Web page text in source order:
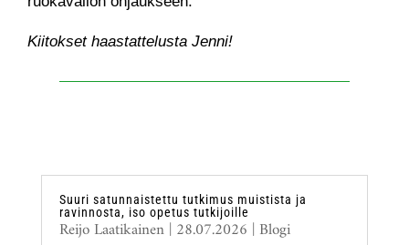
Kiitokset haastattelusta Jenni!
Suuri satunnaistettu tutkimus muistista ja
ravinnosta, iso opetus tutkijoille
Reijo Laatikainen| 28.07.2026 | Blogi